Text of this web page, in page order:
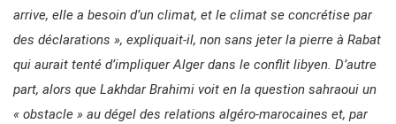
arrive, elle a besoin d’un climat, et le climat se concrétise par
des déclarations », expliquait-il, non sans jeter la pierre à Rabat
qui aurait tenté d’impliquer Alger dans le conflit libyen. D’autre
part, alors que Lakhdar Brahimi voit en la question sahraoui un
« obstacle » au dégel des relations algéro-marocaines et, par